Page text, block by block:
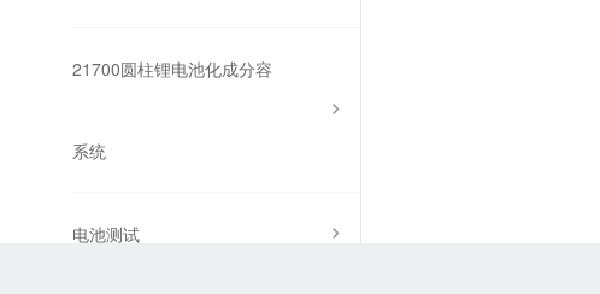
21700圆柱锂电池化成分容
系统
电池测试